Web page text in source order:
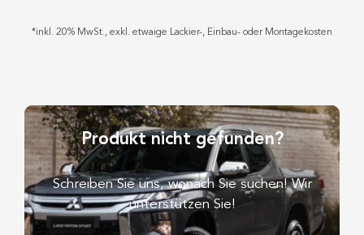
*inkl. 20% MwSt., exkl. etwaige Lackier-, Einbau- oder Montagekosten
Produkt nicht gefunden?
Schreiben Sie uns, wonach Sie suchen! Wir
unterstützen Sie!